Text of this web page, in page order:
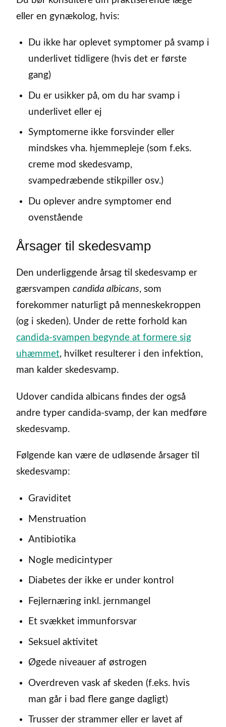
eller en gynækolog, hvis:
Du ikke har oplevet symptomer på svamp i
underlivet tidligere (hvis det er første
gang)
Du er usikker på, om du har svamp i
underlivet eller ej
Symptomerne ikke forsvinder eller
mindskes vha. hjemmepleje (som f.eks.
creme mod skedesvamp,
svampedræbende stikpiller osv.)
Du oplever andre symptomer end
ovenstående
Årsager til skedesvamp
Den underliggende årsag til skedesvamp er
gærsvampen candida albicans, som
forekommer naturligt på menneskekroppen
(og i skeden). Under de rette forhold kan
candida-svampen begynde at formere sig
uhæmmet, hvilket resulterer i den infektion,
man kalder skedesvamp.
Udover candida albicans findes der også
andre typer candida-svamp, der kan medføre
skedesvamp.
Følgende kan være de udløsende årsager til
skedesvamp:
Graviditet
Menstruation
Antibiotika
Nogle medicintyper
Diabetes der ikke er under kontrol
Fejlernæring inkl. jernmangel
Et svækket immunforsvar
Seksuel aktivitet
Øgede niveauer af østrogen
Overdreven vask af skeden (f.eks. hvis
man går i bad flere gange dagligt)
Trusser der strammer eller er lavet af